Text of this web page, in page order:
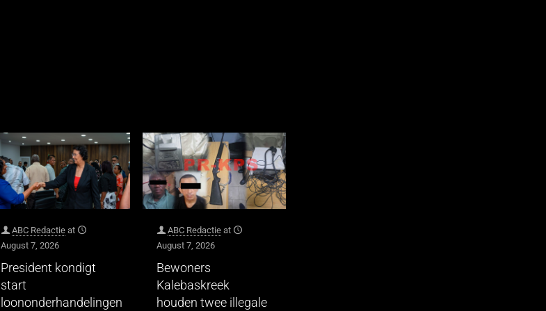
ABC Redactie at
August 7, 2026
President kondigt
start
loononderhandelingen
ABC Redactie at
August 7, 2026
Bewoners
Kalebaskreek
houden twee illegale